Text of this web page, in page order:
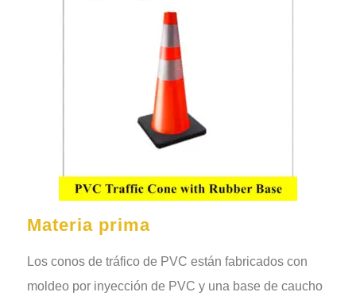
Materia prima
Los conos de tráfico de PVC están fabricados con
moldeo por inyección de PVC y una base de caucho